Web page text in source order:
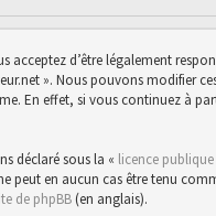
acceptez d’être légalement
». Nous pouvons modifier
En effet, si vous continuez à
déclaré sous la « licence publique
peut en aucun cas être tenu
de phpBB (en anglais).